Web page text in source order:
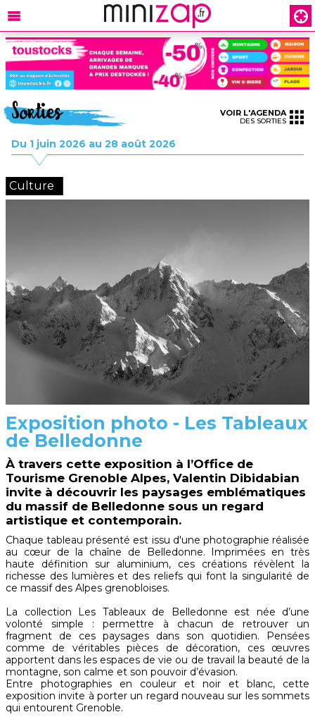
Sorties
Du 1 juin 2026 au 28 août 2026
VOIR L'AGENDA
DES SORTIES
Culture
Exposition photo - Les Tableaux
de Belledonne
À travers cette exposition à l’Office de
Tourisme Grenoble Alpes, Valentin Dibidabian
invite à découvrir les paysages emblématiques
du massif de Belledonne sous un regard
artistique et contemporain.
Chaque tableau présenté est issu d'une photographie réalisée
au cœur de la chaîne de Belledonne. Imprimées en très
haute définition sur aluminium, ces créations révèlent la
richesse des lumières et des reliefs qui font la singularité de
ce massif des Alpes grenobloises.
La collection Les Tableaux de Belledonne est née d’une
volonté simple : permettre à chacun de retrouver un
fragment de ces paysages dans son quotidien. Pensées
comme de véritables pièces de décoration, ces œuvres
apportent dans les espaces de vie ou de travail la beauté de la
montagne, son calme et son pouvoir d’évasion.
Entre photographies en couleur et noir et blanc, cette
exposition invite à porter un regard nouveau sur les sommets
qui entourent Grenoble.